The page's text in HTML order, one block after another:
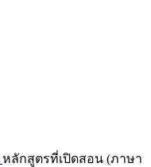
หลักสูตรที่เปิดสอน (ภาษา